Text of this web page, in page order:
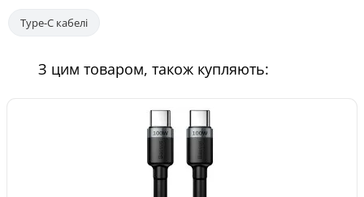
Type-C кабелі
З цим товаром, також купляють: